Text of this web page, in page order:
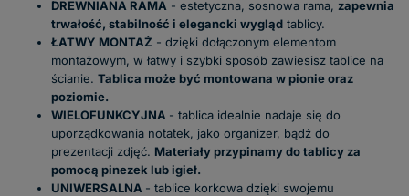
DREWNIANA RAMA - estetyczna, sosnowa rama, zapewnia
trwałość, stabilność i elegancki wygląd tablicy.
ŁATWY MONTAŻ - dzięki dołączonym elementom
montażowym, w łatwy i szybki sposób zawiesisz tablice na
ścianie. Tablica może być montowana w pionie oraz
poziomie.
WIELOFUNKCYJNA - tablica idealnie nadaje się do
uporządkowania notatek, jako organizer, bądź do
prezentacji zdjęć. Materiały przypinamy do tablicy za
pomocą pinezek lub igieł.
UNIWERSALNA - tablice korkowa dzięki swojemu